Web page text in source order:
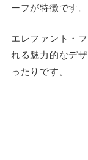
ーフが特徴です。
エレファント・
れる魅力的なデ
ったりです。